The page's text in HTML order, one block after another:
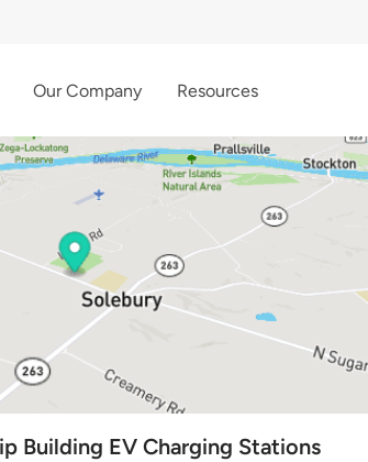
Our Company Resources
Building EV Charging Stations